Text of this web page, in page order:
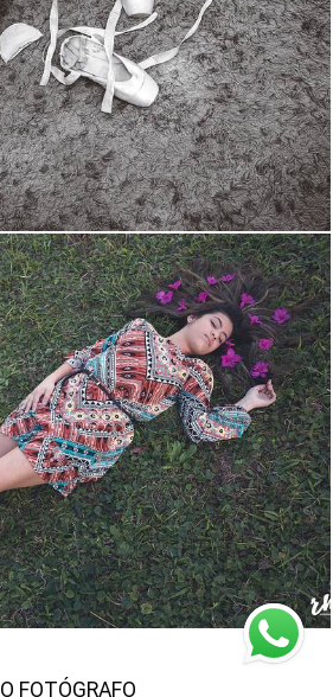
1749 1007
2087 84
O FOTÓGRAFO